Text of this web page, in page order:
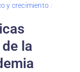
y crecimiento /
la